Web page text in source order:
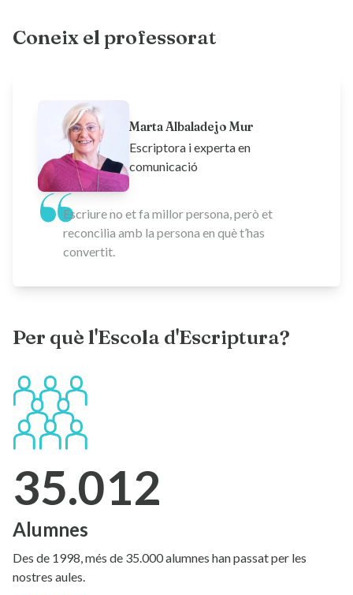
Coneix el professorat
Marta Albaladejo Mur
Escriptora i experta en
comunicació
Escriure no et fa millor persona, però et
reconcilia amb la persona en què t’has
convertit.
Per què l'Escola d'Escriptura?
35.012
Alumnes
Des de 1998, més de 35.000 alumnes han passat per les
nostres aules.